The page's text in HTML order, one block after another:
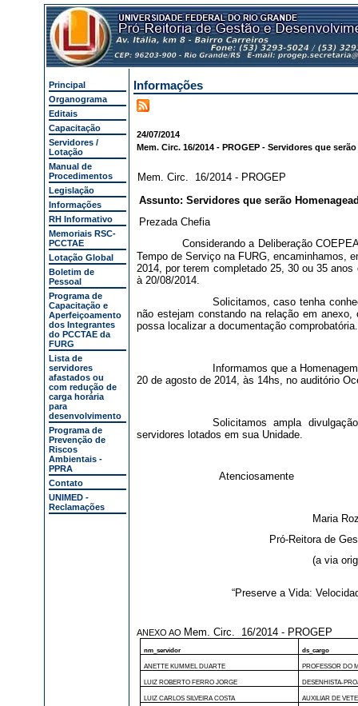
Principal
Organograma
Editais
Capacitação
Servidores /
Lotação
Manual de
Procedimentos
Legislação
Informações
RH Informativo
Memoriais RSC-
PCCTAE
Lotação Global
Boletim de
Pessoal
Programa de
Capacitação e
Aperfeiçoamento
dos Integrantes
do PCCTAE da
FURG
Lista de
servidores
afastados ou
com redução de
carga horária
para
desenvolvimento
Programa de
Prevenção de
Riscos
Ambientais -
PPRA
Contato
UNIMED -
Reclamações
Informações
24/07/2014
Mem. Circ. 16/2014 - PROGEP - Servidores que
Mem. Circ. 16/2014 - PROGEP
Assunto: Servidores que serão
Prezada Chefia
Considerando a Deliberação
Tempo de Serviço na FURG, encaminhamos,
2014, por terem completado 25, 30 ou 35 anos
à 20/08/2014.
Solicitamos, caso tenha
não estejam constando na relação em
possa localizar a documentação comprobatória.
Informamos que a
20 de agosto de 2014, às 14hs, no auditório
Solicitamos ampla
servidores lotados em sua Unidade.
Atenciosamente
Maria
Pró-Reitora de
(a via
“Preserve a Vida:
ANEXO AO Mem. Circ. 16/2014 - PROGEP
nm_servidor ds_cargo
ANETTE KUMMEL DUARTE PROFESSOR DO
LUIZ ROBERTO FERRO JORGE DESENHISTA-
LUIZ CARLOS SILVEIRA COSTA AUXILIAR DE